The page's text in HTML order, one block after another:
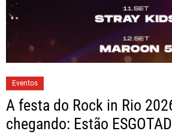
Eventos
A festa do Rock in Rio
chegando: Estão